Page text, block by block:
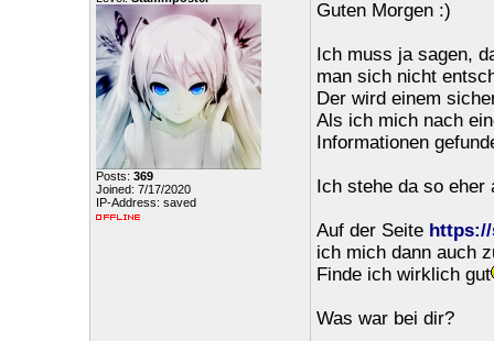
Posts: 369
Joined: 7/17/2020
IP-Address: saved
Guten Morgen :)
Ich muss ja sagen,
man sich nicht
Der wird einem
Als ich mich nach
Informationen
Ich stehe da so eher
Auf der Seite
ich mich dann auch
Finde ich wirklich gut
Was war bei dir?